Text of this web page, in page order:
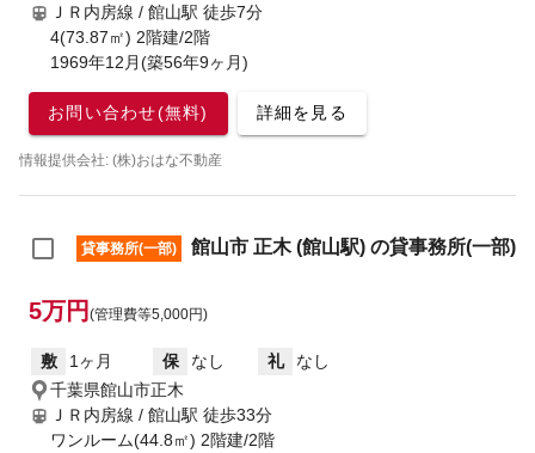
ＪＲ内房線 / 館山駅 徒歩7分
4(73.87㎡) 2階建/2階
1969年12月(築56年9ヶ月)
お問い合わせ(無料) 詳細を見る
情報提供会社: (株)おはな不動産
貸事務所(一部) 館山市 正木 (館山駅) の貸事務所(一部)
5万円 (管理費等5,000円)
敷 1ヶ月 保 なし 礼
なし
千葉県館山市正木
ＪＲ内房線 / 館山駅 徒歩33分
ワンルーム(44.8㎡) 2階建/2階